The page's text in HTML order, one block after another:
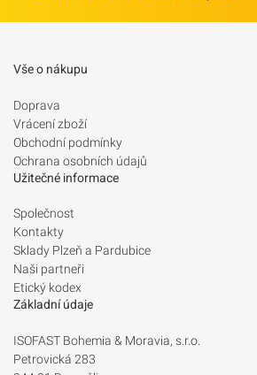
Vše o nákupu
Doprava
Vrácení zboží
Obchodní podmínky
Ochrana osobních údajů
Užitečné informace
Společnost
Kontakty
Sklady Plzeň a Pardubice
Naši partneři
Etický kodex
Základní údaje
ISOFAST Bohemia & Moravia, s.r.o.
Petrovická 283